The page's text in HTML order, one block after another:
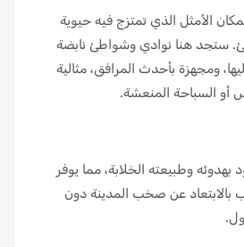
الأمثل الذي تمتزج فيه حيوية
ستجد هنا نوادي وشواطئ نابضة
ومجهزة بأحدث المرافق، مثالية
أو السباحة المنعشة.
بهدوئه وطبيعته الخلابة، مما يوفر
بالابتعاد عن صخب المدينة دون